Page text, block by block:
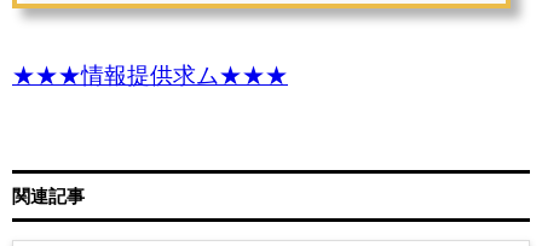
★★★情報提供求ム★★★
関連記事